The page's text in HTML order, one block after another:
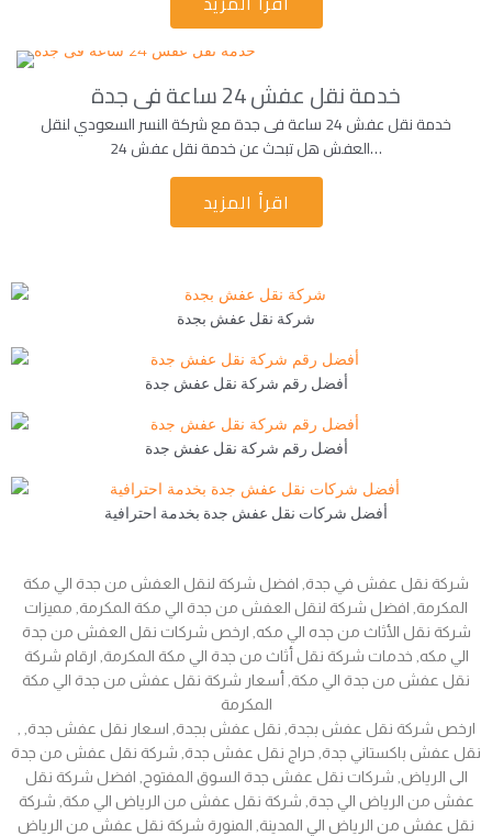
خدمة نقل عفش 24 ساعة فى جدة
خدمة نقل عفش 24 ساعة فى جدة مع شركة النسر السعودي لنقل
العفش هل تبحث عن خدمة نقل عفش 24…
اقرأ المزيد
شركة نقل عفش بجدة
أفضل رقم شركة نقل عفش جدة
أفضل رقم شركة نقل عفش جدة
أفضل شركات نقل عفش جدة بخدمة احترافية
شركة نقل عفش في جدة, افضل شركة لنقل العفش من جدة الي مكة
المكرمة, افضل شركة لنقل العفش من جدة الي مكة المكرمة, مميزات
شركة نقل الأثاث من جده الي مكه, ارخص شركات نقل العفش من جدة
الي مكه, خدمات شركة نقل أثاث من جدة الي مكة المكرمة, ارقام شركة
نقل عفش من جدة الي مكة, أسعار شركة نقل عفش من جدة الي مكة
المكرمة
نقل عفش باكستاني جدة, حراج نقل عفش جدة, شركة نقل عفش من جدة
الى الرياض, شركات نقل عفش جدة السوق المفتوح, افضل شركة نقل
عفش من الرياض الي جدة, شركة نقل عفش من الرياض الي مكة, شركة
نقل عفش من الرياض الي المدينة, المنورة شركة نقل عفش من الرياض